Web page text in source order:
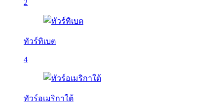
2
ทัวร์ทิเบต
4
ทัวร์อเมริกาใต้